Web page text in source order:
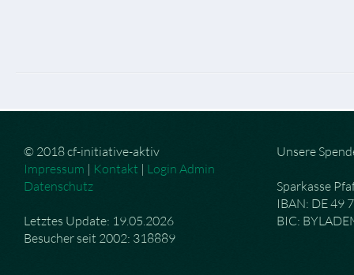
© 2018 cf-initiative-aktiv
Impressum | Kontakt | Login Admin
Datenschutz
Letztes Update: 19.05.2026
Besucher seit 2002: 318889
Unsere
Sparkasse
IBAN: DE 49
BIC: